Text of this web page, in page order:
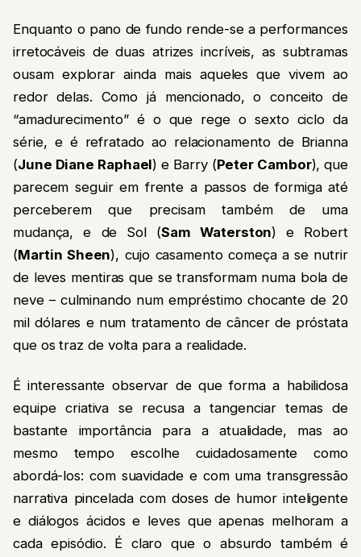
Enquanto o pano de fundo rende-se a performances
irretocáveis de duas atrizes incríveis, as subtramas
ousam explorar ainda mais aqueles que vivem ao
redor delas. Como já mencionado, o conceito de
“amadurecimento” é o que rege o sexto ciclo da
série, e é refratado ao relacionamento de Brianna
(June Diane Raphael) e Barry (Peter Cambor), que
parecem seguir em frente a passos de formiga até
perceberem que precisam também de uma
mudança, e de Sol (Sam Waterston) e Robert
(Martin Sheen), cujo casamento começa a se nutrir
de leves mentiras que se transformam numa bola de
neve – culminando num empréstimo chocante de 20
mil dólares e num tratamento de câncer de próstata
que os traz de volta para a realidade.
É interessante observar de que forma a habilidosa
equipe criativa se recusa a tangenciar temas de
bastante importância para a atualidade, mas ao
mesmo tempo escolhe cuidadosamente como
abordá-los: com suavidade e com uma transgressão
narrativa pincelada com doses de humor inteligente
e diálogos ácidos e leves que apenas melhoram a
cada episódio. É claro que o absurdo também é